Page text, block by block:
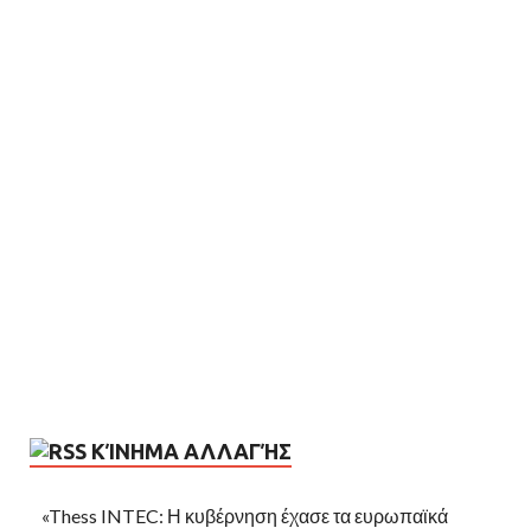
ΚΊΝΗΜΑ ΑΛΛΑΓΉΣ
«Thess INTEC: Η κυβέρνηση έχασε τα ευρωπαϊκά